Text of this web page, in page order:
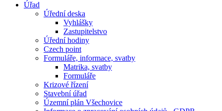
Úřad
Úřední deska
Vyhlášky
Zastupitelstvo
Úřední hodiny
Czech point
Formuláře, informace, svatby
Matrika, svatby
Formuláře
Krizové řízení
Stavební úřad
Územní plán Všechovice